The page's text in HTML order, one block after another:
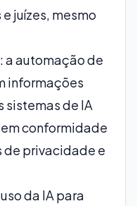
juízes, mesmo
a automação de
informações
sistemas de IA
conformidade
de privacidade e
da IA para